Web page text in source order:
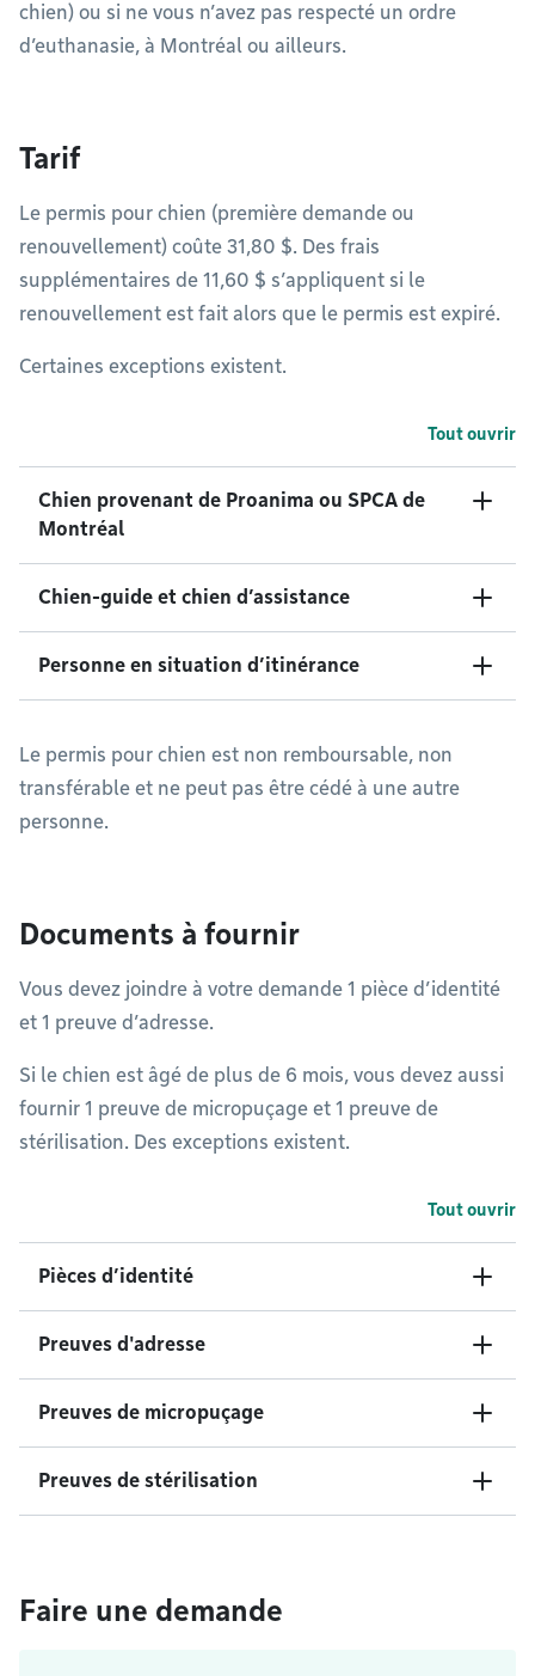
chien) ou si ne vous n’avez pas respecté un ordre
d’euthanasie, à Montréal ou ailleurs.
Tarif
Le permis pour chien (première demande ou
renouvellement) coûte 31,80 $. Des frais
supplémentaires de 11,60 $ s’appliquent si le
renouvellement est fait alors que le permis est expiré.
Certaines exceptions existent.
Tout ouvrir
Chien provenant de Proanima ou SPCA de
Montréal
Chien-guide et chien d’assistance
Personne en situation d’itinérance
Le permis pour chien est non remboursable, non
transférable et ne peut pas être cédé à une autre
personne.
Documents à fournir
Vous devez joindre à votre demande 1 pièce d’identité
et 1 preuve d’adresse.
Si le chien est âgé de plus de 6 mois, vous devez aussi
fournir 1 preuve de micropuçage et 1 preuve de
stérilisation. Des exceptions existent.
Tout ouvrir
Pièces d’identité
Preuves d'adresse
Preuves de micropuçage
Preuves de stérilisation
Faire une demande